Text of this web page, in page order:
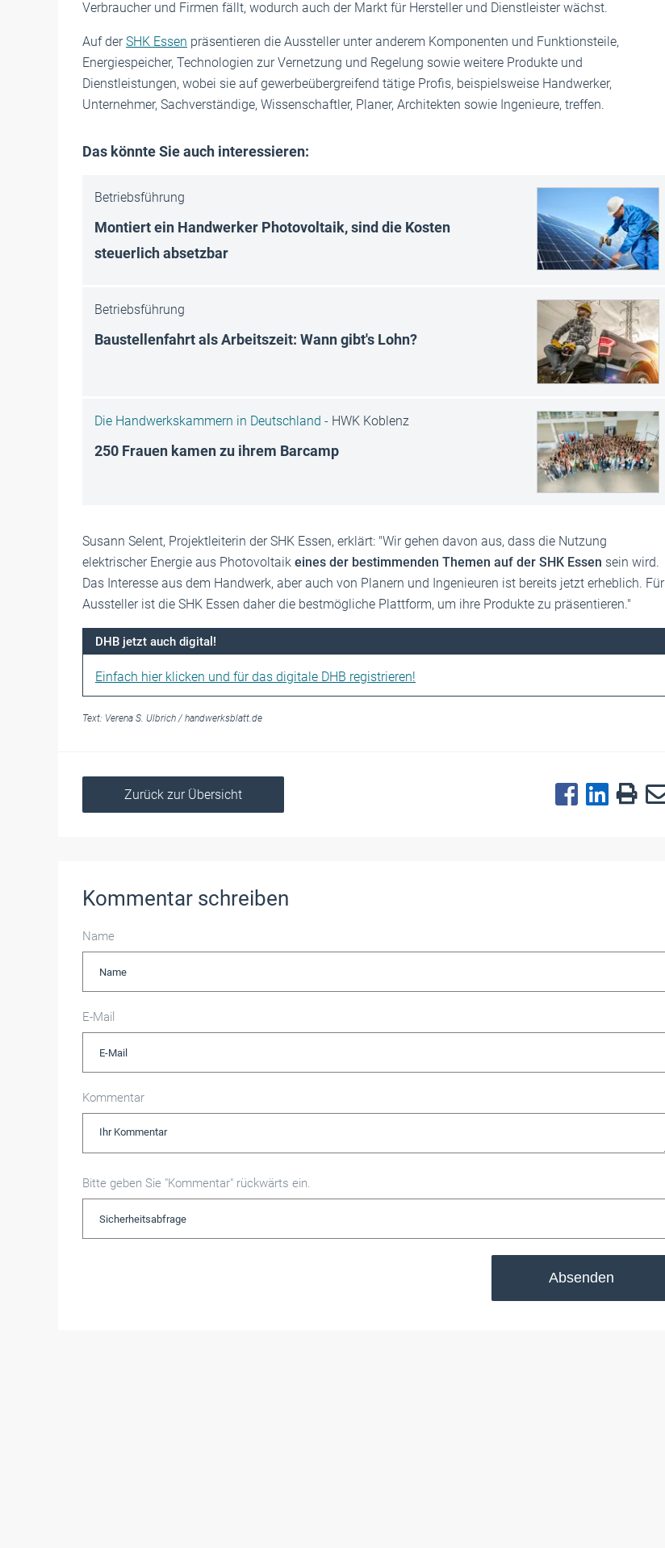
Verbraucher und Firmen fällt, wodurch auch der Markt für Hersteller und Dienstleister wächst.
Auf derSHK Essen präsentieren die Aussteller unter anderem Komponenten und Funktionsteile,
Energiespeicher, Technologien zur Vernetzung und Regelung sowie weitere Produkte und
Dienstleistungen, wobei sie auf gewerbeübergreifend tätige Profis, beispielsweise Handwerker,
Unternehmer, Sachverständige, Wissenschaftler, Planer, Architekten sowie Ingenieure, treffen.
Das könnte Sie auch interessieren:
Betriebsführung
Montiert ein Handwerker Photovoltaik, sind die Kosten
steuerlich absetzbar
Betriebsführung
Baustellenfahrt als Arbeitszeit: Wann gibt's Lohn?
Die Handwerkskammern in Deutschland - HWK Koblenz
250 Frauen kamen zu ihrem Barcamp
Susann Selent, Projektleiterin der SHK Essen, erklärt: "Wir gehen davon aus, dass die Nutzung
elektrischer Energie aus Photovoltaik eines der bestimmenden Themen auf der SHK Essen sein wird.
Das Interesse aus dem Handwerk, aber auch von Planern und Ingenieuren ist bereits jetzt erheblich. Für
Aussteller ist die SHK Essen daher die bestmögliche Plattform, um ihre Produkte zu präsentieren."
DHB jetzt auch digital!
Einfach hier klicken und für das digitale DHB registrieren!
Text: Verena S. Ulbrich / handwerksblatt.de
Zurück zur Übersicht
Kommentar schreiben
Name
E-Mail
Kommentar
Bitte geben Sie "Kommentar" rückwärts ein.
Absenden